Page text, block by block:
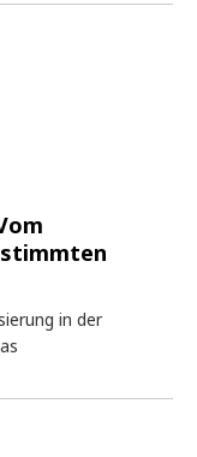
in der